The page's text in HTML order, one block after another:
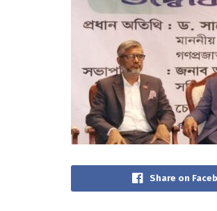
Share on